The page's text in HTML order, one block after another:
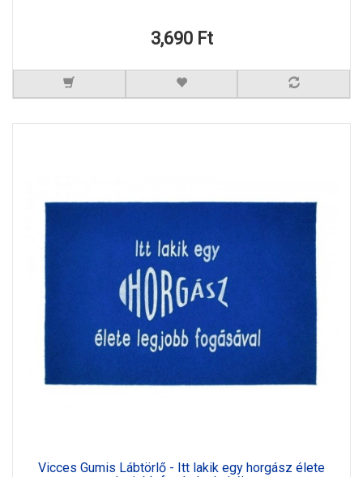
3,690 Ft
Vicces Gumis Lábtörlő - Itt lakik egy horgász élete